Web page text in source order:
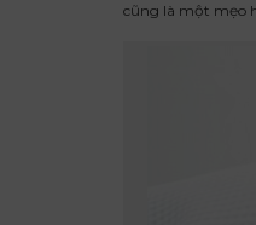
cũng là một mẹo